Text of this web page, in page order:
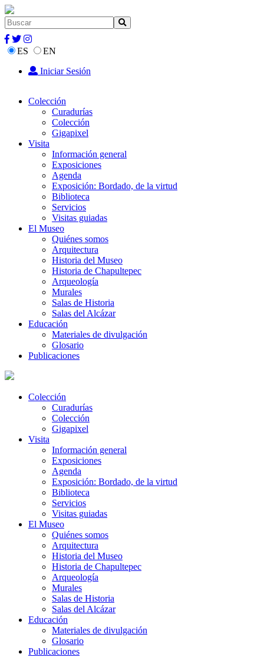
ES
EN
Iniciar Sesión
Colección
Curadurías
Colección
Gigapixel
Visita
Información general
Exposiciones
Agenda
Exposición: Bordado, de la virtud
Biblioteca
Servicios
Visitas guiadas
El Museo
Quiénes somos
Arquitectura
Historia del Museo
Historia de Chapultepec
Arqueología
Murales
Salas de Historia
Salas del Alcázar
Educación
Materiales de divulgación
Glosario
Publicaciones
Colección
Curadurías
Colección
Gigapixel
Visita
Información general
Exposiciones
Agenda
Exposición: Bordado, de la virtud
Biblioteca
Servicios
Visitas guiadas
El Museo
Quiénes somos
Arquitectura
Historia del Museo
Historia de Chapultepec
Arqueología
Murales
Salas de Historia
Salas del Alcázar
Educación
Materiales de divulgación
Glosario
Publicaciones